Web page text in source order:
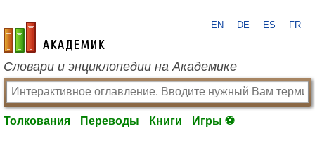
academic.ru
EN DE ES FR
Словари и энциклопедии на Академике
Толкования Переводы Книги Игры ⚽